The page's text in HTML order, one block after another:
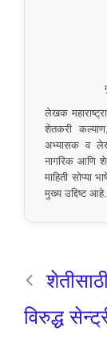
लेखक
शेतकरी
अभ्यासक व
नागरिक आणि
माहिती सोप्या
मुख्य उद्दिष्ट आहे.
विरुद्ध